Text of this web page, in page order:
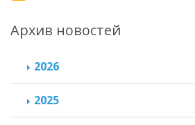
Архив новостей
2026
2025